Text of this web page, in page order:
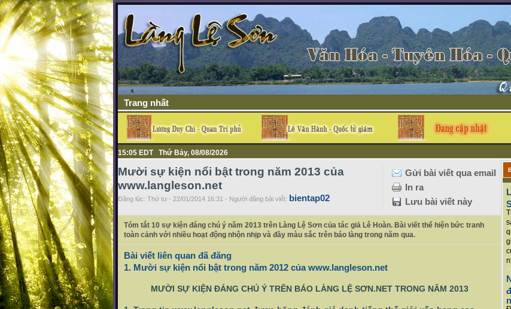
Trang nhất
15:05 EDT Thứ Bảy, 08/08/2026
Gửi bài viết qua email
In ra
Lưu bài viết này
Mười sự kiện nổi bật trong năm 2013 của
www.langleson.net
Đăng lúc: Thứ tư - 22/01/2014 16:31 - Người đăng bài viết: bientap02
Tóm tắt 10 sự kiện đáng chú ý năm 2013 trên Làng Lệ Sơn của tác giả Lê Hoàn. Bài viết thể hiện bức tranh
toàn cảnh với nhiều hoạt động nhộn nhịp và đầy màu sắc trên báo làng trong năm qua.
Bài viết liên quan đã đăng
1. Mười sự kiện nổi bật trong năm 2012 của www.langleson.net
MƯỜI SỰ KIỆN ĐÁNG CHÚ Ý TRÊN BÁO LÀNG LỆ SƠN.NET TRONG NĂM 2013